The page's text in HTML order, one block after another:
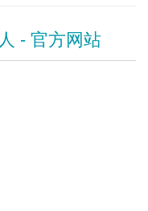
- 官方网站